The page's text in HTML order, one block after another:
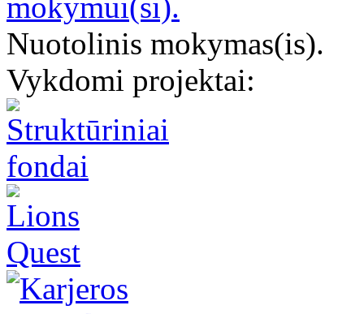
Nuotolinis mokymas(is).
Vykdomi projektai: